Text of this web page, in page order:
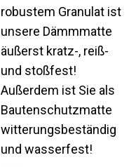
robustem Granulat ist
unsere Dämmmatte
äußerst kratz-, reiß-
und stoßfest!
Außerdem ist Sie als
Bautenschutzmatte
witterungsbeständig
und wasserfest!